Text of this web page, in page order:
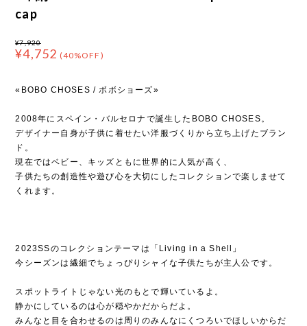
cap
¥7,920
¥4,752 (40%OFF)
«BOBO CHOSES / ボボショーズ»
2008年にスペイン・バルセロナで誕生したBOBO CHOSES。
デザイナー自身が子供に着せたい洋服づくりから立ち上げたブラン
ド。
現在ではベビー、キッズともに世界的に人気が高く、
子供たちの創造性や遊び心を大切にしたコレクションで楽しませて
くれます。
2023SSのコレクションテーマは「Living in a Shell」
今シーズンは繊細でちょっぴりシャイな子供たちが主人公です。
スポットライトじゃない光のもとで輝いているよ。
静かにしているのは心が穏やかだからだよ。
みんなと目を合わせるのは周りのみんなにくつろいでほしいからだ